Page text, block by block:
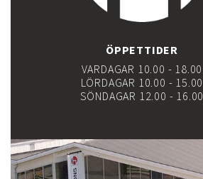
ÖPPETTIDER
VARDAGAR 10.00 - 18.00
LÖRDAGAR 10.00 - 15.00
SÖNDAGAR 12.00 - 16.00